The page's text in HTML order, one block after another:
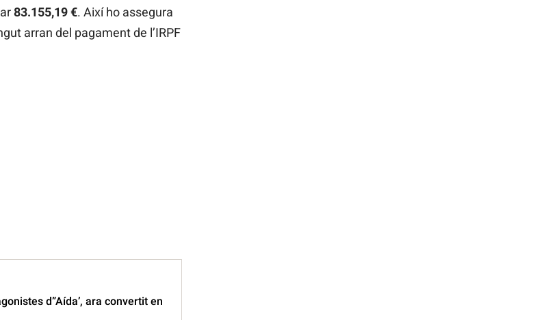
83.155,19 €. Així ho assegura
arran del pagament de l’IRPF
d”Aída’, ara convertit en